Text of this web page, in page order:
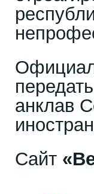
анклав
Сайт